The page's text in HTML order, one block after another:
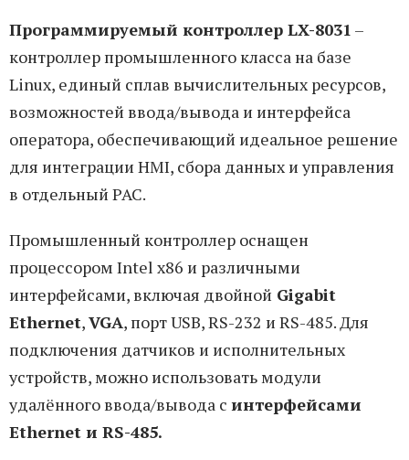
Программируемый контроллер LX-8031 –
контроллер промышленного класса на базе
Linux, единый сплав вычислительных ресурсов,
возможностей ввода/вывода и интерфейса
оператора, обеспечивающий идеальное решение
для интеграции HMI, сбора данных и управления
в отдельный PAC.
Промышленный контроллер оснащен
процессором Intel x86 и различными
интерфейсами, включая двойной Gigabit
Ethernet,VGA, порт USB, RS-232 и RS-485. Для
подключения датчиков и исполнительных
устройств, можно использовать модули
удалённого ввода/вывода с интерфейсами
Ethernet и RS-485.